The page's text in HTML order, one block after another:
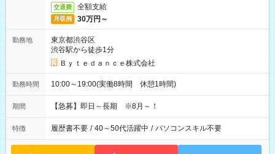
交通費 全額支給
月収例 30万円～
勤務地
東京都渋谷区
渋谷駅から徒歩1分
Ｂｙｔｅｄａｎｃｅ株式会社
勤務時間 10:00～19:00(実働8時間 休憩1時間)
期間 【急募】即日～長期 ※8月～！
特徴 履歴書不要 / 40～50代活躍中 / パソコンスキル不要